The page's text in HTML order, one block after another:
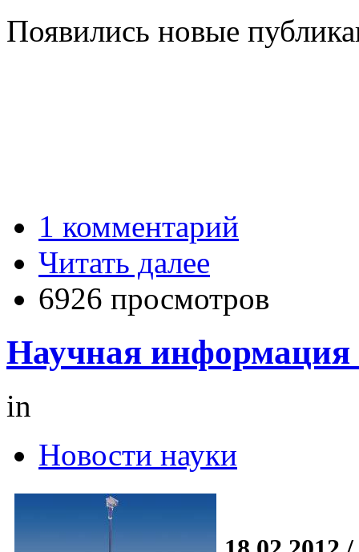
Появились новые
1 комментарий
Читать далее
6926 просмотров
Научная информация
in
Новости науки